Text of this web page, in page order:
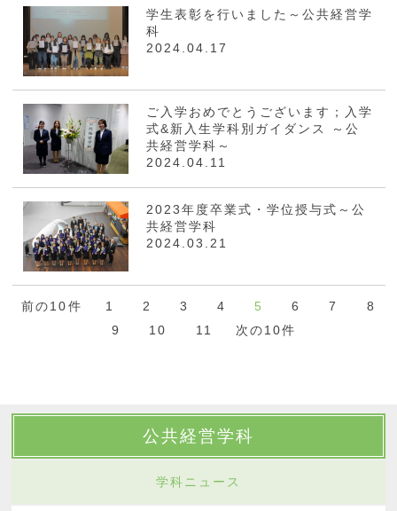
学生表彰を行いました～公共経営学
科
2024.04.17
ご入学おめでとうございます；入学
式&新入生学科別ガイダンス ～公
共経営学科～
2024.04.11
2023年度卒業式・学位授与式～公
共経営学科
2024.03.21
前の10件 1 2 3 4 5 6 7
8
9
10 11 次の10件
公共経営学科
学科ニュース